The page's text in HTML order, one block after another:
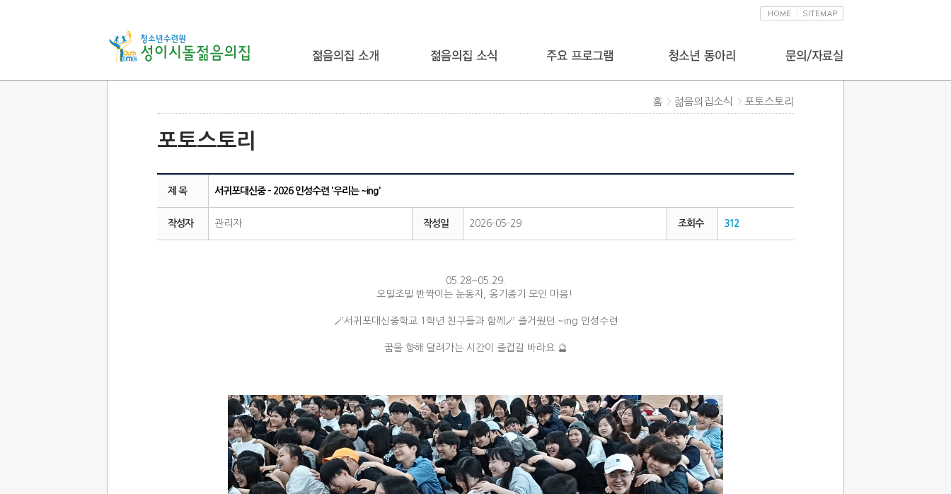
홈 젊음의집소식 포토스토리
포토스토리
제 목 서귀포대신중 - 2026 인성수련 '우리는 ~ing'
작성자 관리자 작성일 2026-05-29 조회수 312
05.28~05.29.
오밀조밀 반짝이는 눈동자, 옹기종기 모인 마음!
🪄서귀포대신중학교 1학년 친구들과 함께🪄 즐거웠던 ~ing 인성수련
꿈을 향해 달려가는 시간이 즐겁길 바라요 🔮​